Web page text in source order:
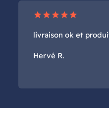
star star star star star
livraison ok et
Hervé R.